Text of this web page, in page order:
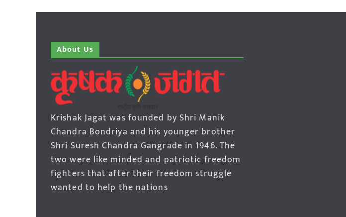
About Us
Krishak Jagat was founded by Shri Manik
Chandra Bondriya and his younger brother
Shri Suresh Chandra Gangrade in 1946. The
two were like minded and patriotic freedom
fighters that after their freedom struggle
wanted to help the nations